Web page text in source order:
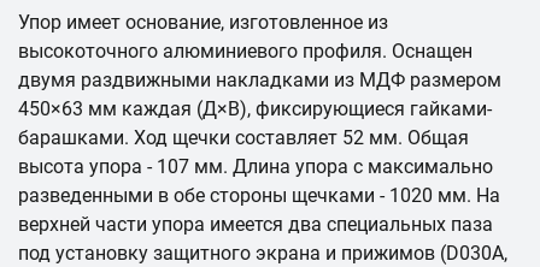
Упор имеет основание, изготовленное из
высокоточного алюминиевого профиля. Оснащен
двумя раздвижными накладками из МДФ размером
450×63 мм каждая (Д×В), фиксирующиеся гайками-
барашками. Ход щечки составляет 52 мм. Общая
высота упора - 107 мм. Длина упора с максимально
разведенными в обе стороны щечками - 1020 мм. На
верхней части упора имеется два специальных паза
под установку защитного экрана и прижимов (D030A,